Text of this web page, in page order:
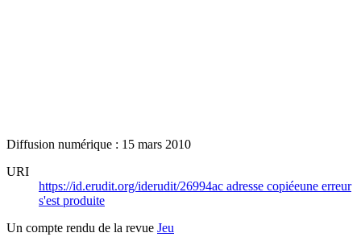
Diffusion numérique : 15 mars 2010
URI
https://id.erudit.org/iderudit/26994ac adresse copiéeune erreur
s'est produite
Un compte rendu de la revue Jeu